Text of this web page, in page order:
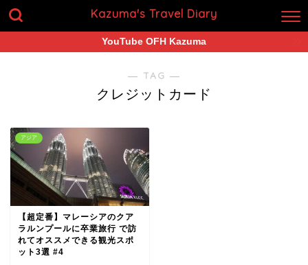
Kazuma's Travel Diary
YouTube OFH Kazuma
― TAG ―
クレジットカード
アジア
【超定番】マレーシアのクア
ラルンプールに卒業旅行 で訪
れてオススメできる観光スポ
ット3選 #4